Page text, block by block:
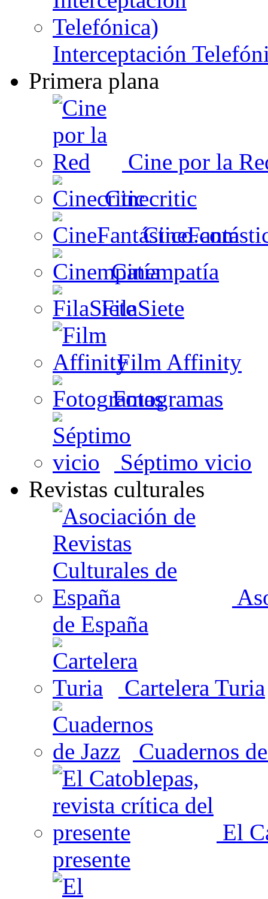
Interceptación
Primera plana
Cine por la
Cinecritic
Cinempatía
FilaSiete
Film Affinity
Fotogramas
Séptimo vicio
Revistas culturales
de España
Cartelera Turia
Cuadernos
El
presente